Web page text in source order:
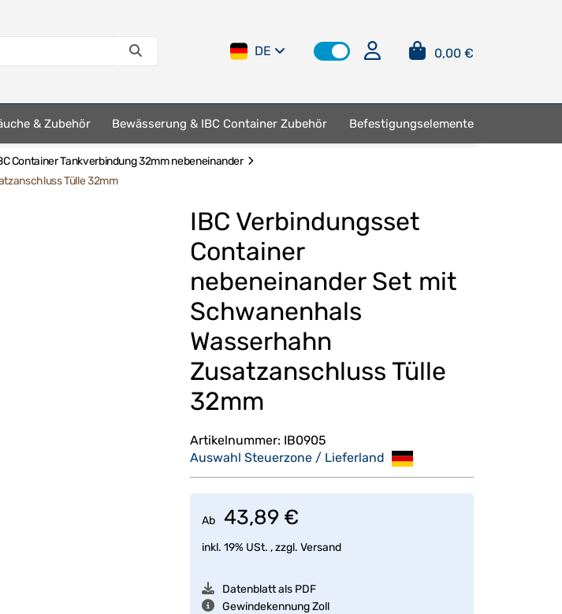
DE 0,00 €
& Zubehör Bewässerung & IBC Container Zubehör Befestigungselemente
Container Tankverbindung 32mm nebeneinander
Tülle 32mm
IBC Verbindungsset
Container
nebeneinander Set mit
Schwanenhals
Wasserhahn
Zusatzanschluss Tülle
32mm
Artikelnummer: IB0905
Auswahl Steuerzone / Lieferland
Ab 43,89 €
inkl. 19% USt. , zzgl. Versand
Datenblatt als PDF
Gewindekennung Zoll